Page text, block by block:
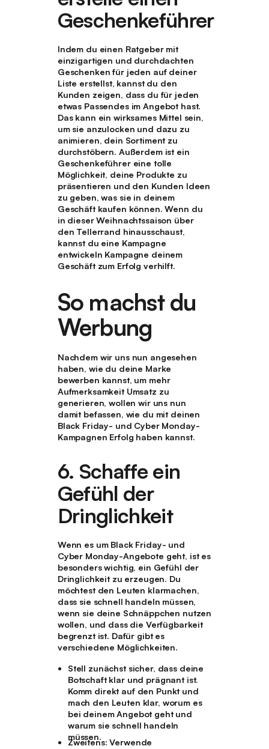
Geschenkeführer
Indem du einen Ratgeber mit
einzigartigen und durchdachten
Geschenken für jeden auf deiner
Liste erstellst, kannst du den
Kunden zeigen, dass du für jeden
etwas Passendes im Angebot hast.
Das kann ein wirksames Mittel sein,
um sie anzulocken und dazu zu
animieren, dein Sortiment zu
durchstöbern. Außerdem ist ein
Geschenkeführer eine tolle
Möglichkeit, deine Produkte zu
präsentieren und den Kunden Ideen
zu geben, was sie in deinem
Geschäft kaufen können. Wenn du
in dieser Weihnachtssaison über
den Tellerrand hinausschaust,
kannst du eine Kampagne
entwickeln Kampagne deinem
Geschäft zum Erfolg verhilft.
So machst du
Werbung
Nachdem wir uns nun angesehen
haben, wie du deine Marke
bewerben kannst, um mehr
Aufmerksamkeit Umsatz zu
generieren, wollen wir uns nun
damit befassen, wie du mit deinen
Black Friday- und Cyber Monday-
Kampagnen Erfolg haben kannst.
6. Schaffe ein
Gefühl der
Dringlichkeit
Wenn es um Black Friday- und
Cyber Monday-Angebote geht, ist es
besonders wichtig, ein Gefühl der
Dringlichkeit zu erzeugen. Du
möchtest den Leuten klarmachen,
dass sie schnell handeln müssen,
wenn sie deine Schnäppchen nutzen
wollen, und dass die Verfügbarkeit
begrenzt ist. Dafür gibt es
verschiedene Möglichkeiten.
Stell zunächst sicher, dass deine
Botschaft klar und prägnant ist.
Komm direkt auf den Punkt und
mach den Leuten klar, worum es
bei deinem Angebot geht und
warum sie schnell handeln
müssen.
Zweitens: Verwende